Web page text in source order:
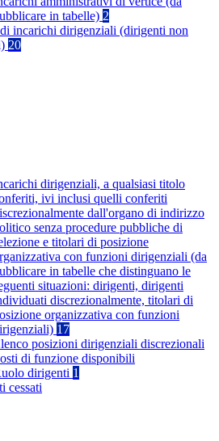
in tabelle) 2
incarichi dirigenziali (dirigenti non
20
dirigenziali, a qualsiasi titolo
ivi inclusi quelli conferiti
dall'organo di indirizzo
senza procedure pubbliche di
e titolari di posizione
con funzioni dirigenziali (da
in tabelle che distinguano le
situazioni: dirigenti, dirigenti
discrezionalmente, titolari di
organizzativa con funzioni
17
posizioni dirigenziali discrezionali
di funzione disponibili
dirigenti 1
cessati